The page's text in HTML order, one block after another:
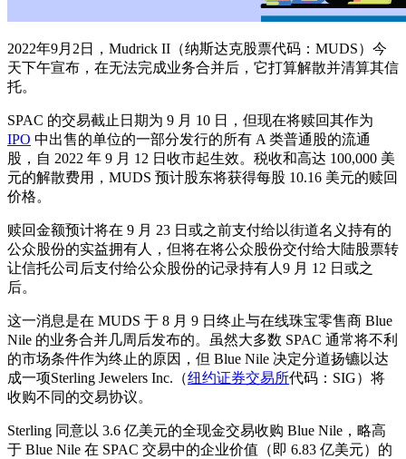
2022年9月2日，Mudrick II（纳斯达克股票代码：MUDS）今
天下午宣布，在无法完成业务合并后，它打算解散并清算其信
托。
SPAC 的交易截止日期为 9 月 10 日，但现在将赎回其作为
IPO 中出售的单位的一部分发行的所有 A 类普通股的流通
股，自 2022 年 9 月 12 日收市起生效。税收和高达 100,000 美
元的解散费用，MUDS 预计股东将获得每股 10.16 美元的赎回
价格。
赎回金额预计将在 9 月 23 日或之前支付给以街道名义持有的
公众股份的实益拥有人，但将在将公众股份交付给大陆股票转
让信托公司后支付给公众股份的记录持有人9 月 12 日或之
后。
这一消息是在 MUDS 于 8 月 9 日终止与在线珠宝零售商 Blue
Nile 的业务合并几周后发布的。虽然大多数 SPAC 通常将不利
的市场条件作为终止的原因，但 Blue Nile 决定分道扬镳以达
成一项Sterling Jewelers Inc.（纽约证券交易所代码：SIG）将
收购不同的交易协议。
Sterling 同意以 3.6 亿美元的全现金交易收购 Blue Nile，略高
于 Blue Nile 在 SPAC 交易中的企业价值（即 6.83 亿美元）的